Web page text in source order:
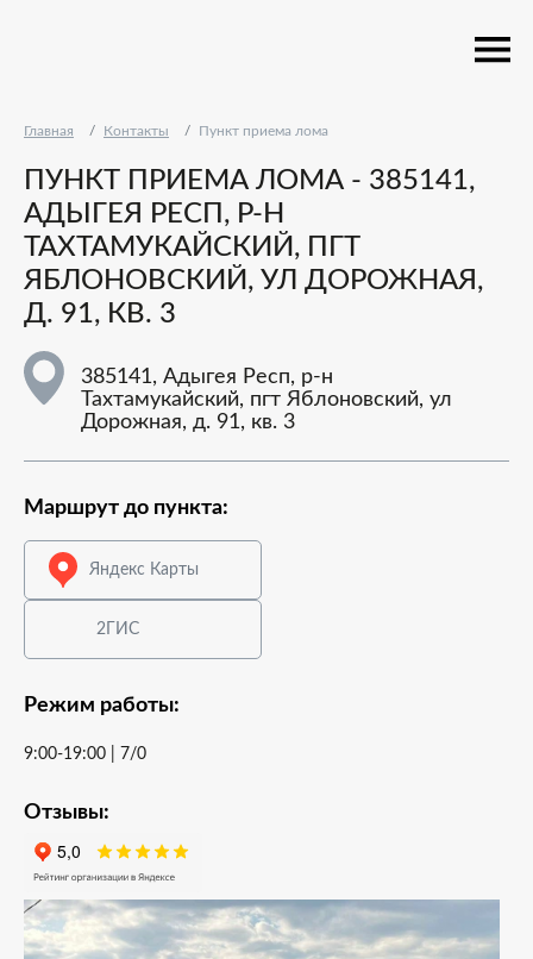
Главная Контакты Пункт приема лома
ПУНКТ ПРИЕМА ЛОМА - 385141,
АДЫГЕЯ РЕСП, Р-Н
ТАХТАМУКАЙСКИЙ, ПГТ
ЯБЛОНОВСКИЙ, УЛ ДОРОЖНАЯ,
Д. 91, КВ. 3
385141, Адыгея Респ, р-н
Тахтамукайский, пгт Яблоновский, ул
Дорожная, д. 91, кв. 3
Маршрут до пункта:
Яндекс Карты
2ГИС
Режим работы:
9:00-19:00 | 7/0
Отзывы: